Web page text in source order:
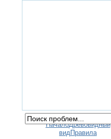
НачалоДревовидный
видПравила